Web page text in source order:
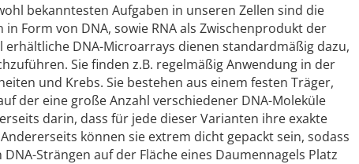
bekanntesten Aufgaben in unseren Zellen sind die
Form von DNA, sowie RNA als Zwischenprodukt der
DNA-Microarrays dienen standardmäßig dazu,
Sie finden z.B. regelmäßig Anwendung in der
und Krebs. Sie bestehen aus einem festen Träger,
der eine große Anzahl verschiedener DNA-Moleküle
darin, dass für jede dieser Varianten ihre exakte
können sie extrem dicht gepackt sein, sodass
Strängen auf der Fläche eines Daumennagels Platz